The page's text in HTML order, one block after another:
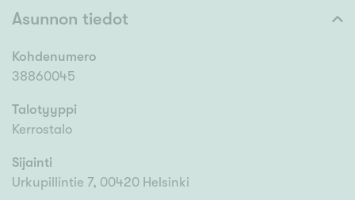
Asunnon tiedot
Kohdenumero
38860045
Talotyyppi
Kerrostalo
Sijainti
Urkupillintie 7, 00420 Helsinki